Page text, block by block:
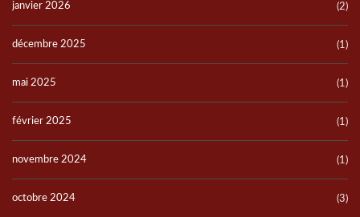
janvier 2026 (2)
décembre 2025 (1)
mai 2025 (1)
février 2025 (1)
novembre 2024 (1)
octobre 2024 (3)